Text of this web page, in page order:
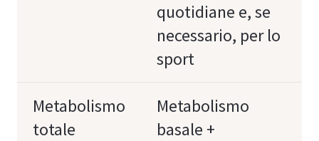
quotidiane e, se
necessario, per lo
sport
Metabolismo
totale
Metabolismo
basale +